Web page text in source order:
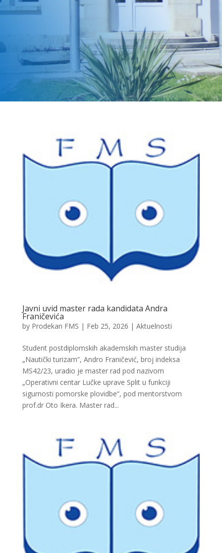
Javni uvid master rada kandidata Andra
Franičevića
by Prodekan FMS | Feb 25, 2026 | Aktuelnosti
Student postdiplomskih akademskih master studija
„Nautički turizam”, Andro Franičević, broj indeksa
MS42/23, uradio je master rad pod nazivom
„Operativni centar Lučke uprave Split u funkciji
sigurnosti pomorske plovidbe“, pod mentorstvom
prof.dr Oto Ikera. Master rad...